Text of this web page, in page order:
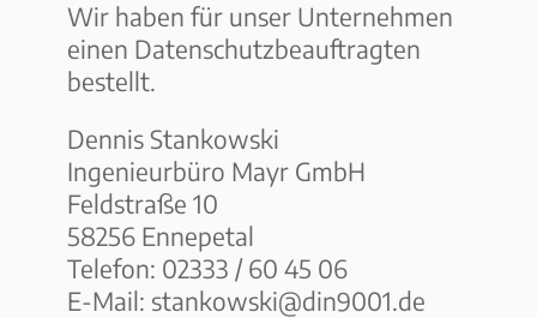
Wir haben für unser Unternehmen
einen Datenschutzbeauftragten
bestellt.
Dennis Stankowski
Ingenieurbüro Mayr GmbH
Feldstraße 10
58256 Ennepetal
Telefon: 02333 / 60 45 06
E-Mail: stankowski@din9001.de